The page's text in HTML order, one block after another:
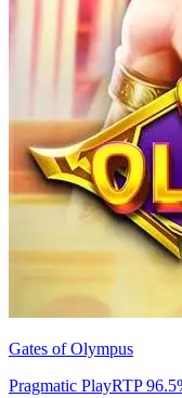
Gates of Olympus
Pragmatic PlayRTP96.5